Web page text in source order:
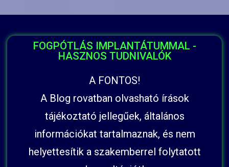
FOGPÓTLÁS IMPLANTÁTUMMAL -
HASZNOS TUDNIVALÓK
A FONTOS!
A Blog rovatban olvasható írások
tájékoztató jellegűek, általános
információkat tartalmaznak, és nem
helyettesítik a szakemberrel folytatott